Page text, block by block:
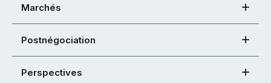
Marchés
Postnégociation
Perspectives